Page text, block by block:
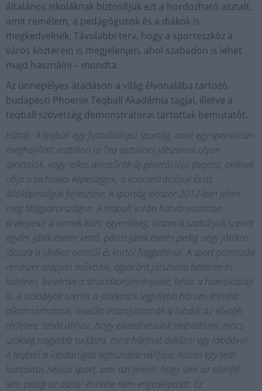
általános iskoláknak biztosítjuk ezt a hordozható asztalt,
amit remélem, a pedagógusok és a diákok is
megkedvelnek. Távolabbi terv, hogy a sporteszköz a
város közterein is megjelenjen, ahol szabadon is lehet
majd használni – mondta.
Az ünnepélyes átadáson a világ élvonalába tartozó,
budapesti Phoenix Teqball Akadémia tagjai, illetve a
teqball szövetség demonstrátorai tartottak bemutatót.
Háttér: A teqball egy futballalapú sportág, amit egy speciálisan
meghajlított asztalon (a Teq asztalon) játszanak olyan
sportolók, vagy lelkes amatőrök új generációja (teqers), akiknek
célja a technikai képességeik, a koncentrációjuk és az
állóképességük fejlesztése. A sportág először 2012-ben jelent
meg Magyarországon. A teqball során hatványozottan
érvényesül a nemek közti egyenlőség, hiszen a szabályok szerint
egyéni játék esetén kettő, páros játék esetén pedig négy játékos
játssza a játékot nemtől és kortól függetlenül. A sport pontozási
rendszer alapján működik, egyaránt játszható beltéren és
kültéren, beleértve a strandkörülményeket, tehát a homoktalajt
is. A szabályok szerint a játékosok legfeljebb három érintést
alkalmazhatnak, mielőtt visszajuttatnák a labdát az ellenfél
térfelére, tehát ahhoz, hogy elkezdhessünk teqballozni, nincs
szükség nagyobb tudásra, mint hármat dekázni egy labdával.
A teqball a labdarúgás legtisztább vállfaja, hiszen egy testi
kontaktus nélküli sport, ami azt jelenti, hogy sem az ellenfél,
sem pedig az asztal érintése nem engedélyezett. Ez